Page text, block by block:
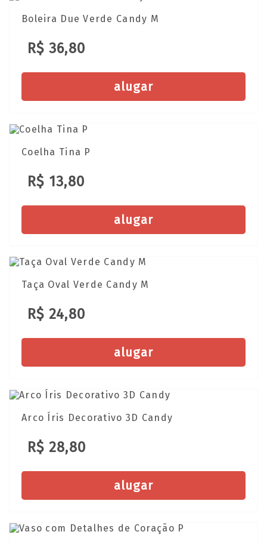
Boleira Due Verde Candy M
R$ 36,80
alugar
Coelha Tina P
R$ 13,80
alugar
Taça Oval Verde Candy M
R$ 24,80
alugar
Arco Íris Decorativo 3D Candy
R$ 28,80
alugar